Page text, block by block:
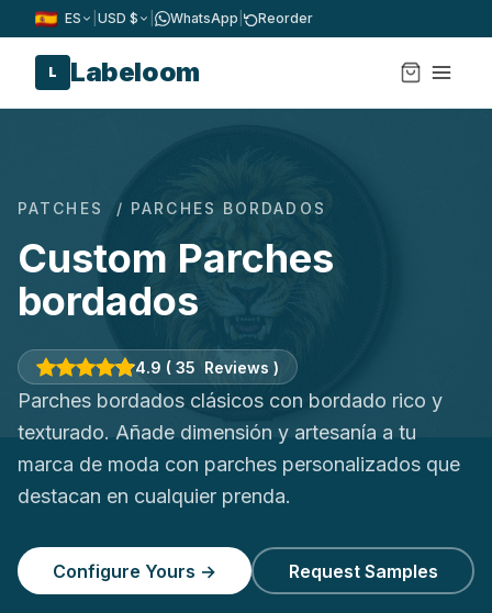
ES USD $ WhatsApp Reorder
L Labeloom
PATCHES / PARCHES BORDADOS
Custom Parches
bordados
4.9 ( 35 Reviews )
Parches bordados clásicos con bordado rico y
texturado. Añade dimensión y artesanía a tu
marca de moda con parches personalizados que
destacan en cualquier prenda.
Configure Yours → Request Samples